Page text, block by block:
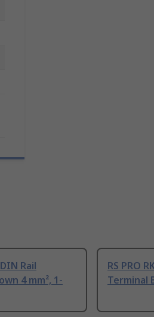
Rail
4 mm², 1-
RS PRO
Terminal